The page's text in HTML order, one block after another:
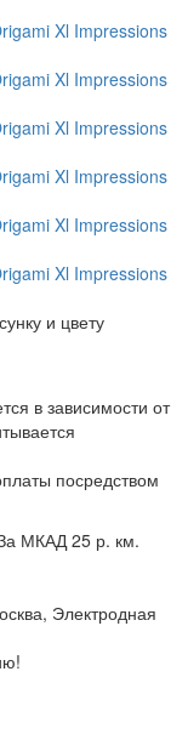
и цвету
в зависимости от
посредством
МКАД 25 р. км.
Электродная